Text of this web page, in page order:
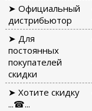
➤ Официальный
дистрибьютор
➤ Для
постоянных
покупателей
скидки
➤ Хотите скидку
...☎...